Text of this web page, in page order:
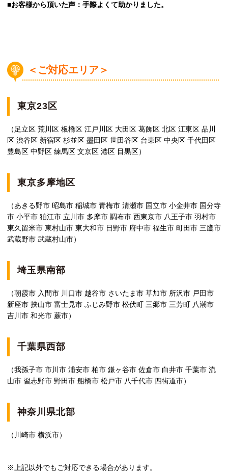
■お客様から頂いた声：手際よくて助かりました。
＜ご対応エリア＞
東京23区
（足立区 荒川区 板橋区 江戸川区 大田区 葛飾区 北区 江東区 品川
区 渋谷区 新宿区 杉並区 墨田区 世田谷区 台東区 中央区 千代田区
豊島区 中野区 練馬区 文京区 港区 目黒区）
東京多摩地区
（あきる野市 昭島市 稲城市 青梅市 清瀬市 国立市 小金井市 国分寺
市 小平市 狛江市 立川市 多摩市 調布市 西東京市 八王子市 羽村市
東久留米市 東村山市 東大和市 日野市 府中市 福生市 町田市 三鷹市
武蔵野市 武蔵村山市）
埼玉県南部
（朝霞市 入間市 川口市 越谷市 さいたま市 草加市 所沢市 戸田市
新座市 挟山市 富士見市 ふじみ野市 松伏町 三郷市 三芳町 八潮市
吉川市 和光市 蕨市）
千葉県西部
（我孫子市 市川市 浦安市 柏市 鎌ヶ谷市 佐倉市 白井市 千葉市 流
山市 習志野市 野田市 船橋市 松戸市 八千代市 四街道市）
神奈川県北部
（川崎市 横浜市）
※上記以外でもご対応できる場合があります。